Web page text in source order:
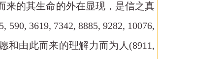
来的其生命的外在显现，是信之真
3619, 7342, 8885, 9282, 10076,
和由此而来的理解力而为人(8911,